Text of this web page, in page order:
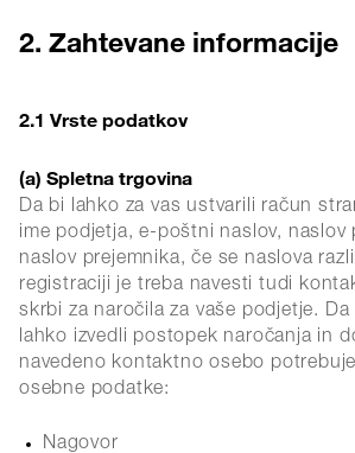
2. Zahtevane informacije
2.1 Vrste podatkov
(a) Spletna trgovina
Da bi lahko za vas ustvarili račun
ime podjetja, e-poštni naslov, naslov
naslov prejemnika, če se naslova
registraciji je treba navesti tudi
skrbi za naročila za vaše podjetje. Da
lahko izvedli postopek naročanja in
navedeno kontaktno osebo
osebne podatke:
Nagovor